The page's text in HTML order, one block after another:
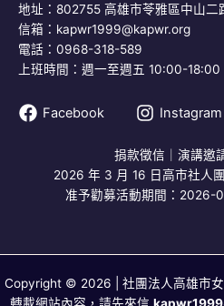
地址：802755 高雄市苓雅區中山二
信箱： kapwr1999@kapwr.org
電話：0968-318-589
上班時間：週一至週五 10:00-18:00
Facebook Instagram
捐款徵信 演講邀
2026 年 3 月 16 日高市社人
准予勸募活動期間：2026-
Copyright © 2026 | 社團法人高雄市
轉載網站內容，請先來信